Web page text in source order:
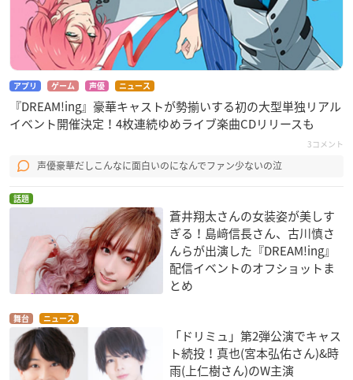
アプリ ゲーム 声優 ニュース
『DREAM!ing』豪華キャストが勢揃いする初の大型単独リアル
イベント開催決定！4枚連続ゆめライブ楽曲CDリリースも
3コメント
声優豪華だしこんなに面白いのになんでファン少ないの泣
話題
蒼井翔太さんの女装姿が美しす
ぎる！島﨑信長さん、古川慎さ
んらが出演した『DREAM!ing』
配信イベントのオフショットま
とめ
舞台 ニュース
「ドリミュ」第2弾公演でキャス
ト続投！真也(宮本弘佑さん)&時
雨(上仁樹さん)のW主演